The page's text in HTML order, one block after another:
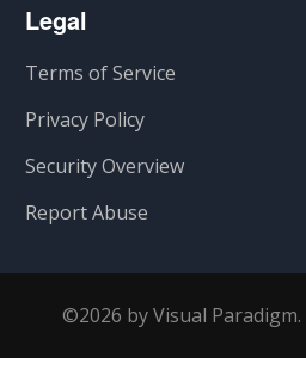
Legal
Terms of Service
Privacy Policy
Security Overview
Report Abuse
©2026 by Visual